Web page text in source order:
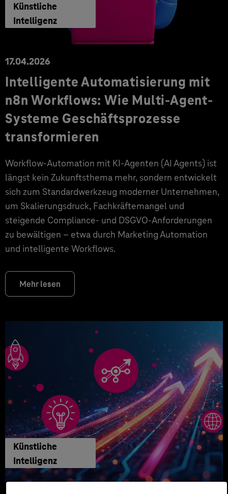
Künstliche
Intelligenz
17.04.2026
Intelligente Automatisierung mit
n8n Workflows: Wie Multi-Agent-
Systeme Geschäftsprozesse
transformieren
Workflow-Automation mit KI-Agenten (AI Agents) ist
längst kein Zukunftsthema mehr, sondern entwickelt
sich zum Standardwerkzeug moderner Unternehmen,
um Skalierungsdruck, Fachkräftemangel und
steigende Compliance- und DSGVO-Anforderungen
zu bewältigen – etwa durch Marketing Automation
und intelligente Workflows.
Mehr lesen
Künstliche
Intelligenz